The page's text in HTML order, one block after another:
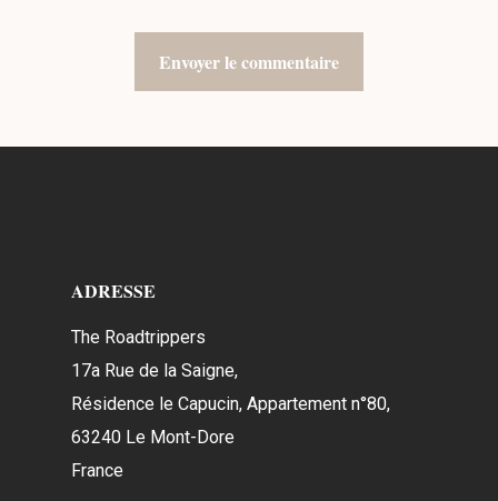
ADRESSE
The Roadtrippers
17a Rue de la Saigne,
Résidence le Capucin, Appartement n°80,
63240 Le Mont-Dore
France